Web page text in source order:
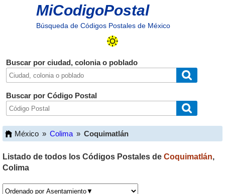
MiCodigoPostal
Búsqueda de Códigos Postales de México
Buscar por ciudad, colonia o poblado
Buscar por Código Postal
México » Colima » Coquimatlán
Listado de todos los Códigos Postales de Coquimatlán,
Colima